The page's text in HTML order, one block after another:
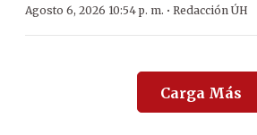
Agosto 6, 2026 10:54 p. m. · Redacción ÚH
Carga Más